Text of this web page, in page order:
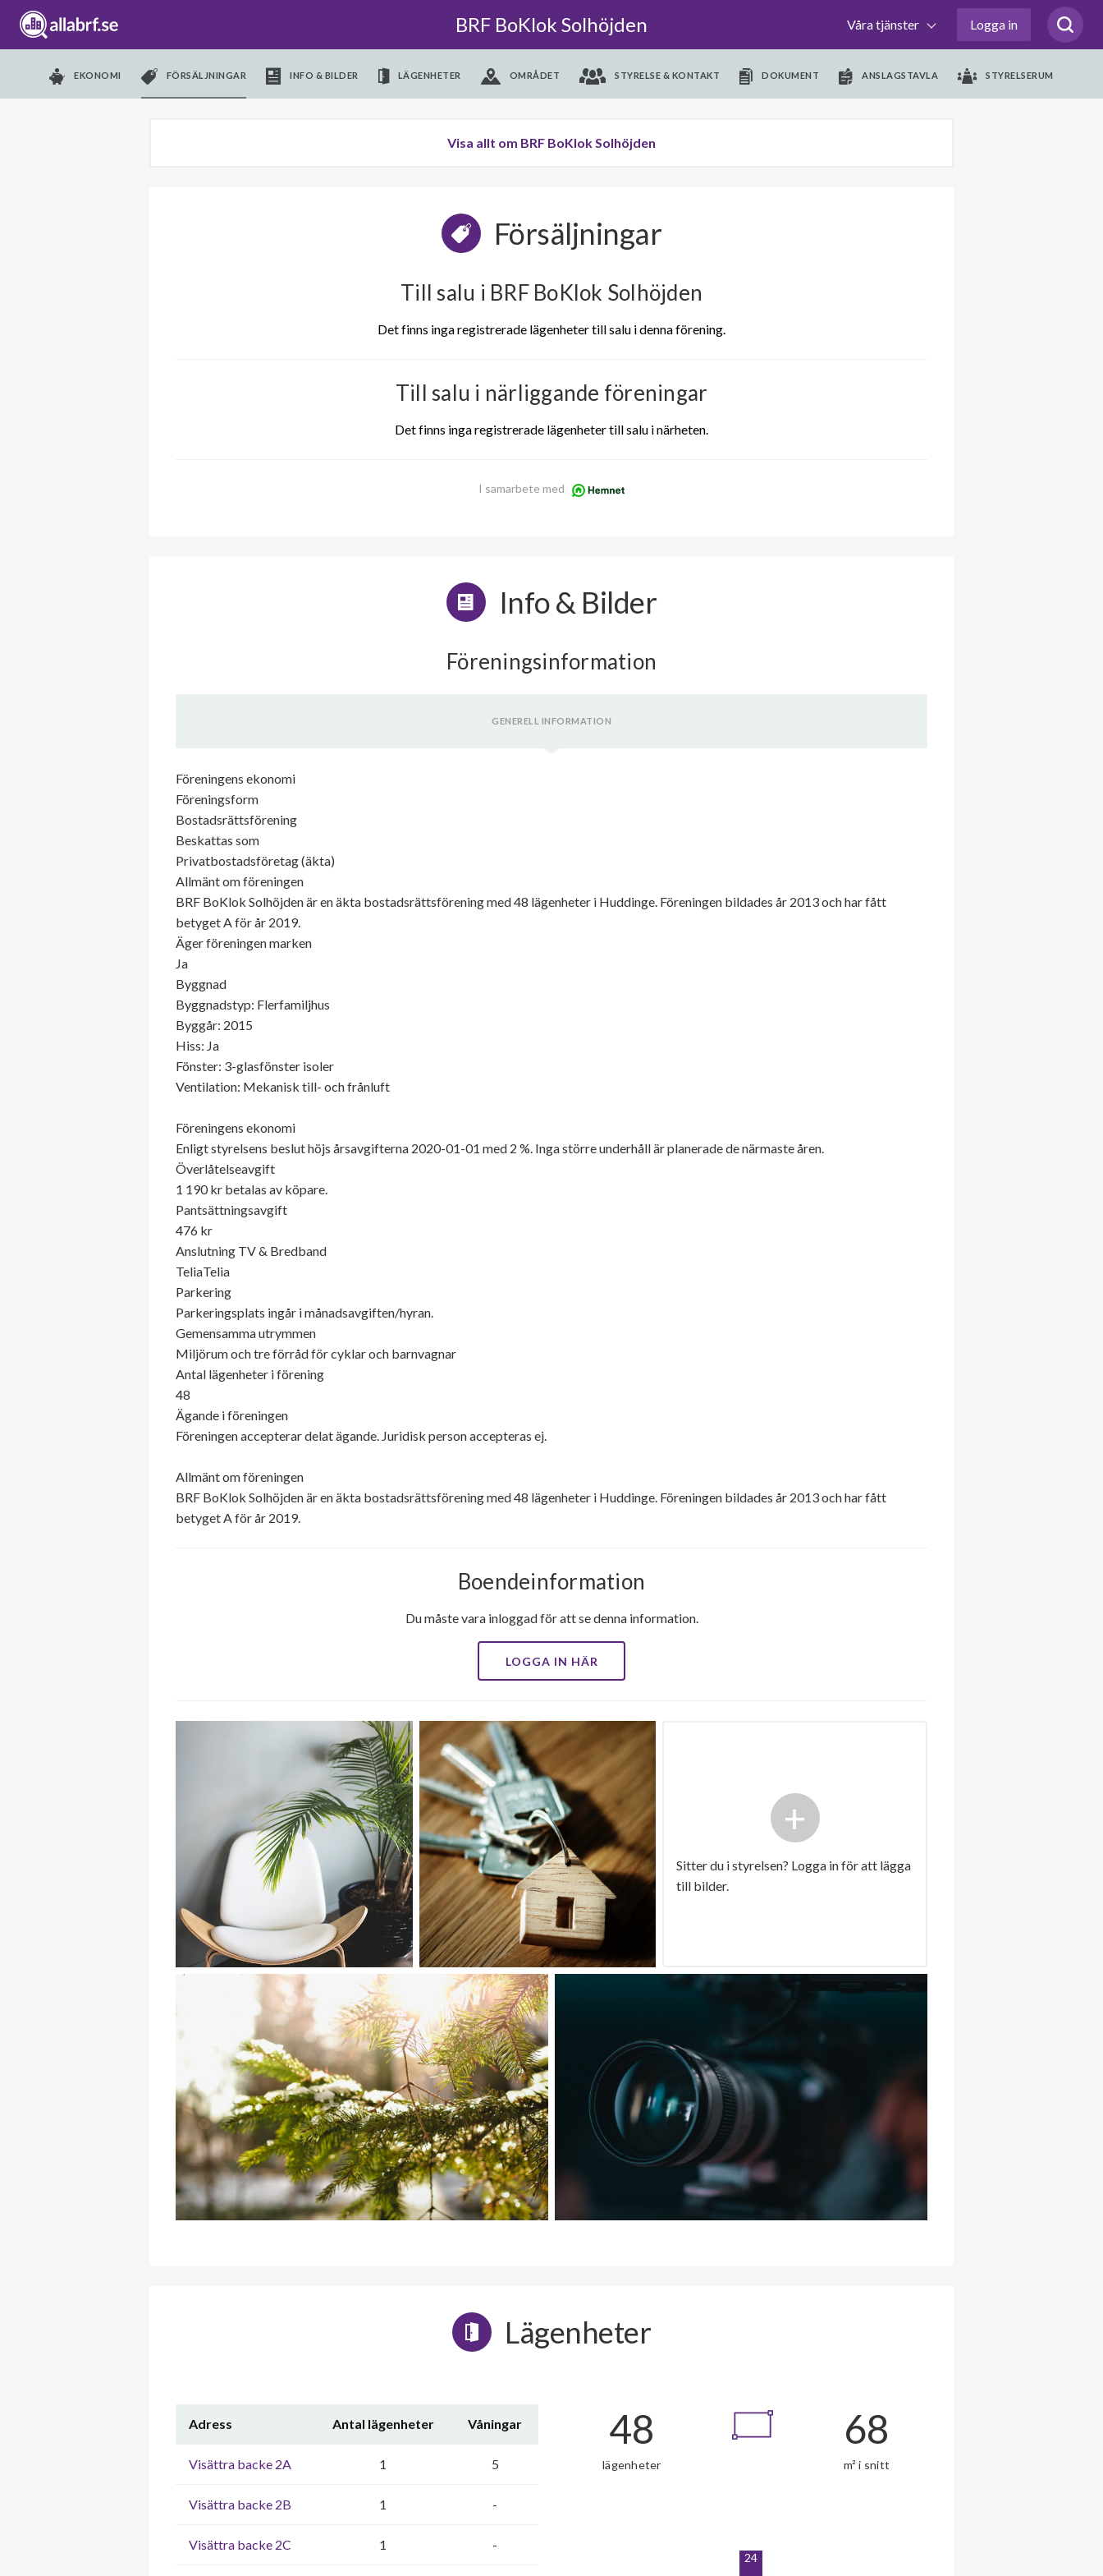
BRF BoKlok Solhöjden Våra tjänster Logga in
EKONOMI FÖRSÄLJNINGAR INFO & BILDER LÄGENHETER OMRÅDET STYRELSE & KONTAKT DOKUMENT ANSLAGSTAVLA STYRELSERUM
Visa allt om BRF BoKlok Solhöjden
Försäljningar
Till salu i BRF BoKlok Solhöjden
Det finns inga registrerade lägenheter till salu i denna förening.
Till salu i närliggande föreningar
Det finns inga registrerade lägenheter till salu i närheten.
I samarbete med
Info & Bilder
Föreningsinformation
GENERELL INFORMATION
Föreningens ekonomi
Föreningsform
Bostadsrättsförening
Beskattas som
Privatbostadsföretag (äkta)
Allmänt om föreningen
BRF BoKlok Solhöjden är en äkta bostadsrättsförening med 48 lägenheter i Huddinge. Föreningen bildades år 2013 och har fått
betyget A för år 2019.
Äger föreningen marken
Ja
Byggnad
Byggnadstyp: Flerfamiljhus
Byggår: 2015
Hiss: Ja
Fönster: 3-glasfönster isoler
Ventilation: Mekanisk till- och frånluft
Föreningens ekonomi
Enligt styrelsens beslut höjs årsavgifterna 2020-01-01 med 2 %. Inga större underhåll är planerade de närmaste åren.
Överlåtelseavgift
1 190 kr betalas av köpare.
Pantsättningsavgift
476 kr
Anslutning TV & Bredband
TeliaTelia
Parkering
Parkeringsplats ingår i månadsavgiften/hyran.
Gemensamma utrymmen
Miljörum och tre förråd för cyklar och barnvagnar
Antal lägenheter i förening
48
Ägande i föreningen
Föreningen accepterar delat ägande. Juridisk person accepteras ej.
Allmänt om föreningen
BRF BoKlok Solhöjden är en äkta bostadsrättsförening med 48 lägenheter i Huddinge. Föreningen bildades år 2013 och har fått
betyget A för år 2019.
Boendeinformation
Du måste vara inloggad för att se denna information.
LOGGA IN HÄR
+
Sitter du i styrelsen? Logga in för att lägga
till bilder.
Lägenheter
Adress Antal lägenheter Våningar
Visättra backe 2A 1 5
Visättra backe 2B 1 -
Visättra backe 2C 1 -
48
lägenheter
68
m² i snitt
24